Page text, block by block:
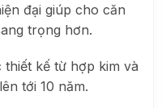
đại giúp cho căn
trọng hơn.
kế từ hợp kim và
tới 10 năm.